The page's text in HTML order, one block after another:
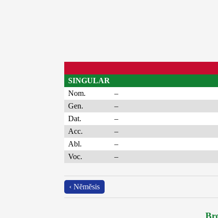
SINGULAR
Nom.
–
Gen.
–
Dat.
–
Acc.
–
Abl.
–
Voc.
–
‹ Nĕmĕsis